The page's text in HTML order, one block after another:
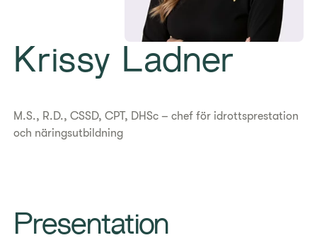
​Krissy Ladner
M.S., R.D., CSSD, CPT, DHSc – chef för idrottsprestation
och näringsutbildning
Presentation